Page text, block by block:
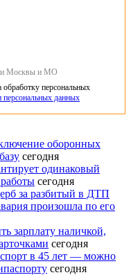
Москвы и МО
обработку персональных
персональных данных
оборонных
сегодня
одинаковый
сегодня
за разбитый в ДТП
произошла по его
зарплату наличкой,
сегодня
в 45 лет — можно
сегодня